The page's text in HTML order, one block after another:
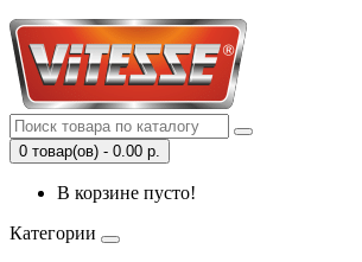
0 товар(ов) - 0.00 р.
В корзине пусто!
Категории